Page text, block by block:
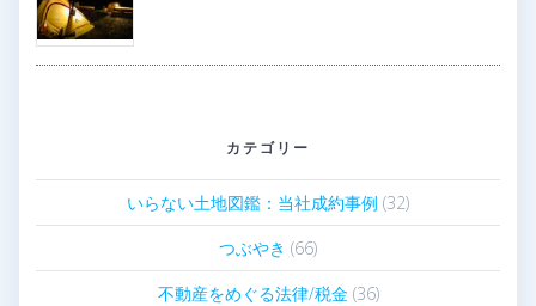
カテゴリー
いらない土地図鑑：当社成約事例 (32)
つぶやき (66)
不動産をめぐる法律/税金 (36)